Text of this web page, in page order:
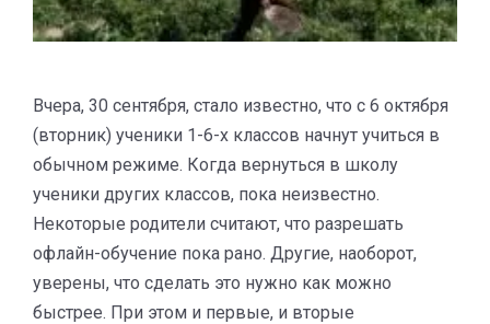
Вчера, 30 сентября, стало известно, что с 6 октября
(вторник) ученики 1-6-х классов начнут учиться в
обычном режиме. Когда вернуться в школу
ученики других классов, пока неизвестно.
Некоторые родители считают, что разрешать
офлайн-обучение пока рано. Другие, наоборот,
уверены, что сделать это нужно как можно
быстрее. При этом и первые, и вторые